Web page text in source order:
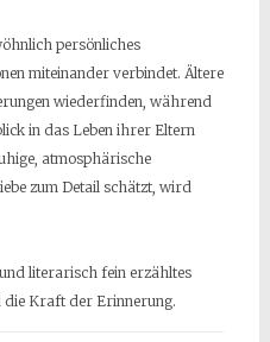
persönliches
miteinander verbindet. Ältere
wiederfinden, während
in das Leben ihrer Eltern
atmosphärische
zum Detail schätzt, wird
literarisch fein erzähltes
die Kraft der Erinnerung.